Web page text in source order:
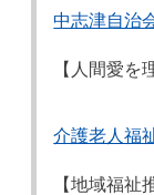
中志津自治
【人間愛
介護老人福
【地域福祉